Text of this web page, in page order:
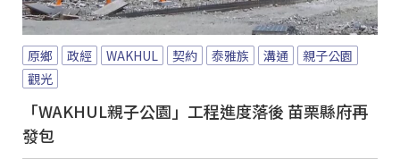
原鄉 政經 WAKHUL 契約 泰雅族 溝通
親子公園
觀光
「WAKHUL親子公園」工程進度落後 苗栗縣府再
發包